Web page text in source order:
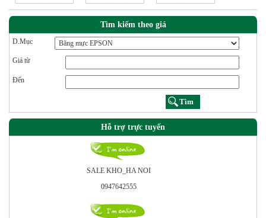
Tìm kiếm theo giá
D.Mục
Giá từ
Đến
Hỗ trợ trực tuyến
SALE KHO_HA NOI
0947642555